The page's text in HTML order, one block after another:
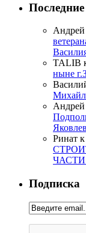
Андрей
TALIB
ныне
Андрей
Ринат
ЧАСТИ
Подписка